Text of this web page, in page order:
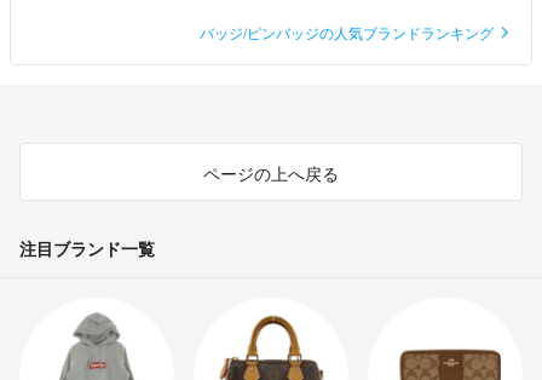
バッジ/ピンバッジの人気ブランドランキング
ページの上へ戻る
注目ブランド一覧